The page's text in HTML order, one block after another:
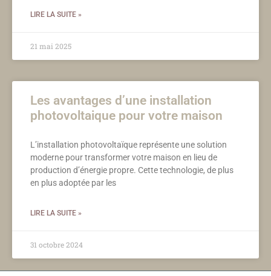
LIRE LA SUITE »
21 mai 2025
Les avantages d’une installation
photovoltaique pour votre maison
L’installation photovoltaïque représente une solution
moderne pour transformer votre maison en lieu de
production d’énergie propre. Cette technologie, de plus
en plus adoptée par les
LIRE LA SUITE »
31 octobre 2024